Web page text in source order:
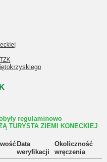
regulaminowo
TURYSTA ZIEMI KONECKIEJ
Data
weryfikacji
Okoliczność
wręczenia